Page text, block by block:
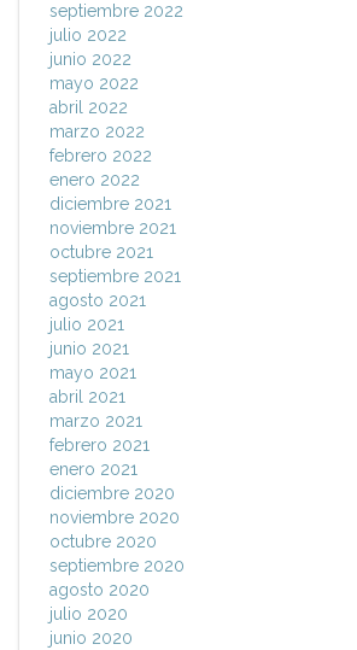
septiembre 2022
julio 2022
junio 2022
mayo 2022
abril 2022
marzo 2022
febrero 2022
enero 2022
diciembre 2021
noviembre 2021
octubre 2021
septiembre 2021
agosto 2021
julio 2021
junio 2021
mayo 2021
abril 2021
marzo 2021
febrero 2021
enero 2021
diciembre 2020
noviembre 2020
octubre 2020
septiembre 2020
agosto 2020
julio 2020
junio 2020